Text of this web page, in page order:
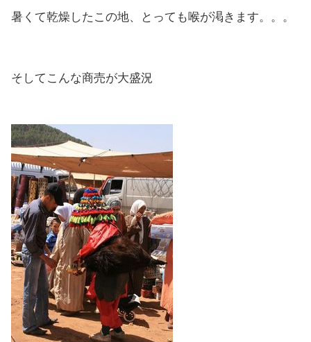
暑くて乾燥したこの地、とっても喉が渇きます。。。
そしてこんな商売が大盛況